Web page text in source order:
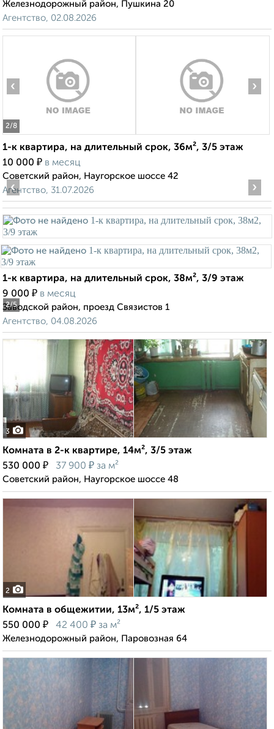
Железнодорожный район, Пушкина 20
Агентство, 02.08.2026
2/8
‹ ›
1-к квартира, на длительный срок, 36м², 3/5 этаж
10 000 ₽ в месяц
Советский район, Наугорское шоссе 42
Агентство, 31.07.2026
2/5
‹ ›
1-к квартира, на длительный срок, 38м², 3/9 этаж
9 000 ₽ в месяц
Заводской район, проезд Связистов 1
Агентство, 04.08.2026
3
Комната в 2-к квартире, 14м², 3/5 этаж
530 000 ₽ 37 900 ₽ за м²
Советский район, Наугорское шоссе 48
2
Комната в общежитии, 13м², 1/5 этаж
550 000 ₽ 42 400 ₽ за м²
Железнодорожный район, Паровозная 64